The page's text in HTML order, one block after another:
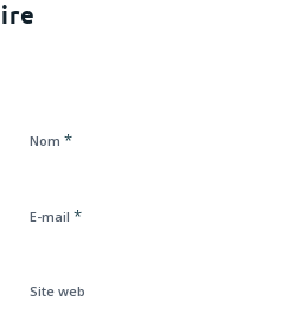
Nom *
E-mail *
Site web